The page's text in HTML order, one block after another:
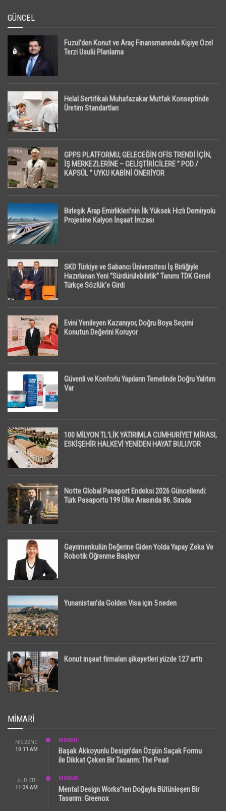
GÜNCEL
Fuzul’den Konut ve Araç Finansmanında Kişiye Özel
Terzi Usulü Planlama
Helal Sertifikalı Muhafazakar Mutfak Konseptinde
Üretim Standartları
GPPS PLATFORMU; GELECEĞİN OFİS TRENDİ İÇİN,
İŞ MERKEZLERİNE – GELİŞTİRİCİLERE ” POD /
KAPSÜL ” UYKU KABİNİ ÖNERİYOR
Birleşik Arap Emirlikleri’nin İlk Yüksek Hızlı Demiryolu
Projesine Kalyon İnşaat İmzası
SKD Türkiye ve Sabancı Üniversitesi İş Birliğiyle
Hazırlanan Yeni “Sürdürülebilirlik” Tanımı TDK Genel
Türkçe Sözlük’e Girdi
Evini Yenileyen Kazanıyor, Doğru Boya Seçimi
Konutun Değerini Koruyor
Güvenli ve Konforlu Yapıların Temelinde Doğru Yalıtım
Var
100 MİLYON TL’LİK YATIRIMLA CUMHURİYET MİRASI,
ESKİŞEHİR HALKEVİ YENİDEN HAYAT BULUYOR
Notte Global Pasaport Endeksi 2026 Güncellendi:
Türk Pasaportu 199 Ülke Arasında 86. Sırada
Gayrimenkulün Değerine Giden Yolda Yapay Zeka Ve
Robotik Öğrenme Başlıyor
Yunanistan’da Golden Visa için 5 neden
Konut inşaat firmaları şikayetleri yüzde 127 arttı
MIMARI
NIS 22ND
10:11 AM
MİMARİ
Başak Akkoyunlu Design’dan Özgün Saçak Formu
ile Dikkat Çeken Bir Tasarım: The Pearl
ŞUB 6TH
11:39 AM
MİMARİ
Mental Design Works’ten Doğayla Bütünleşen Bir
Tasarım: Greenox